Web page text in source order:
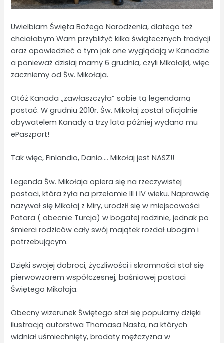
Uwielbiam Święta Bożego Narodzenia, dlatego też
chciałabym Wam przybliżyć kilka świątecznych tradycji
oraz opowiedzieć o tym jak one wyglądają w Kanadzie
a ponieważ dzisiaj mamy 6 grudnia, czyli Mikołajki, więc
zaczniemy od Św. Mikołaja.
Otóż Kanada ,,zawłaszczyła” sobie tą legendarną
postać. W grudniu 2010r. Św. Mikołaj został oficjalnie
obywatelem Kanady a trzy lata później wydano mu
ePaszport!
Tak więc, Finlandio, Danio…. Mikołaj jest NASZ!!
Legenda Św. Mikołaja opiera się na rzeczywistej
postaci, która żyła na przełomie III i IV wieku. Naprawdę
nazywał się Mikołaj z Miry, urodził się w miejscowości
Patara ( obecnie Turcja) w bogatej rodzinie, jednak po
śmierci rodziców cały swój majątek rozdał ubogim i
potrzebującym.
Dzięki swojej dobroci, życzliwości i skromności stał się
pierwowzorem współczesnej, baśniowej postaci
Świętego Mikołaja.
Obecny wizerunek Świętego stał się popularny dzięki
ilustracją autorstwa Thomasa Nasta, na których
widniał uśmiechnięty, brodaty mężczyzna w